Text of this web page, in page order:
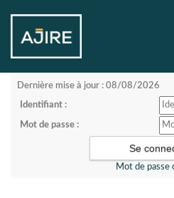
Dernière mise à jour : 08/08/2026
Identifiant :
Mot de passe :
Mot de passe